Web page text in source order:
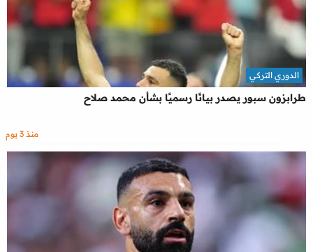
طرابزون سبور يصدر بيانًا رسميًا بشأن محمد صلاح
الدوري التركي
منذ 3 يوم